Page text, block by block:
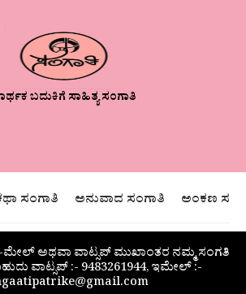
ಬದುಕಿಗೆ ಸಾಹಿತ್ಯ ಸಂಗಾತಿ
ಸಂಗಾತಿ ಅನುವಾದ ಸಂಗಾತಿ ಅಂಕಣ
ಮೇಲ್ ಅಥವಾ ವಾಟ್ಸಪ್ ಮುಖಾಂತರ ನಮ್ಮ ಸಂಗತಿ
ವಾಟ್ಸಪ್‌ :- 9483261944, ಇಮೇಲ್ :-